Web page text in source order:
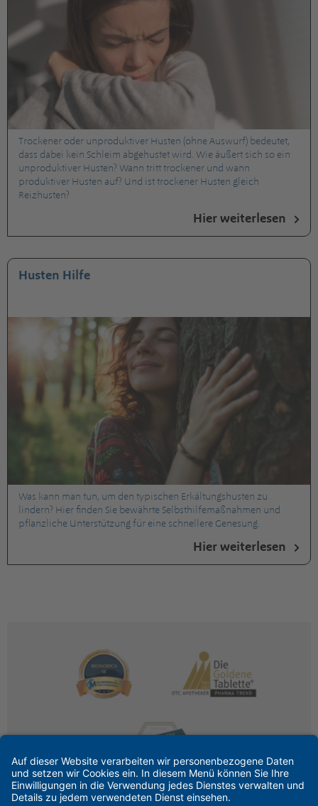
Trockener oder unproduktiver Husten (ohne Auswurf) bedeutet,
dass dabei kein Schleim abgehustet wird. Wie äußert sich so ein
unproduktiver Husten? Wann tritt trockener und wann
produktiver Husten auf? Und ist trockener Husten gleich
Reizhusten?
Hier weiterlesen
Husten Hilfe
Was kann man tun, um den typischen Erkältungshusten zu
lindern? Hier finden Sie bewährte Selbsthilfemaßnahmen und
pflanzliche Unterstützung für eine schnellere Genesung.
Hier weiterlesen